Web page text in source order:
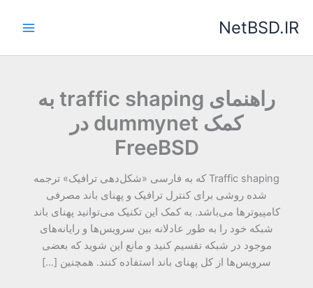
NetBSD.IR
راهنمای traffic shaping به
کمک dummynet در
FreeBSD
Traffic shaping که به فارسی «شکل‌دهی ترافیک» ترجمه
شده روشی برای کنترل ترافیک و پهنای باند مصرفی
کامپیوترها می‌باشد. به کمک این تکنیک می‌توانید پهنای باند
شبکه خود را به طور عادلانه بین سرویس‌ها و رایانه‌های
موجود در شبکه تقسیم کنید و مانع این شوید که بعضی
سرویس‌ها از کل پهنای باند استفاده کنند. همچنین […]